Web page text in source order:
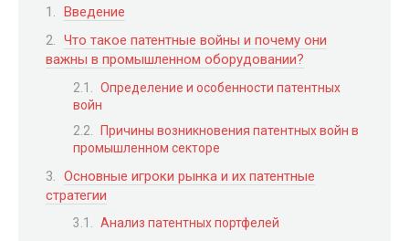
Введение
Что такое патентные войны и почему они
важны в промышленном оборудовании?
Определение и особенности патентных
войн
Причины возникновения патентных войн в
промышленном секторе
Основные игроки рынка и их патентные
стратегии
Анализ патентных портфелей